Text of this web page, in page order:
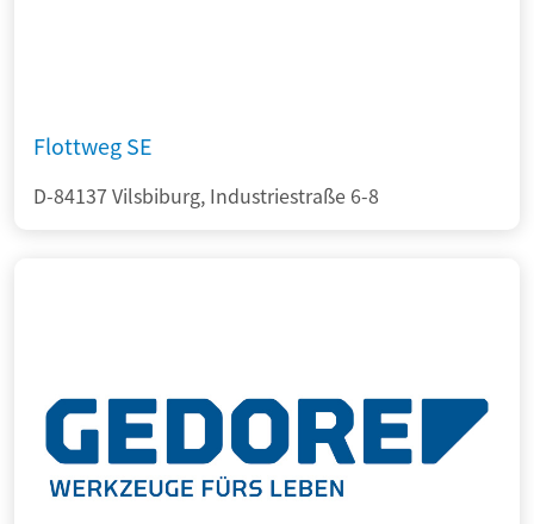
Flottweg SE
D-84137 Vilsbiburg, Industriestraße 6-8